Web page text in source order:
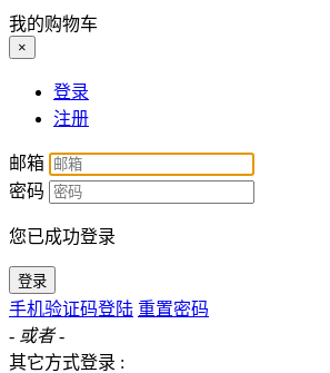
我的购物车
×
登录
注册
邮箱
密码
您已成功登录
登录
手机验证码登陆 重置密码
- 或者 -
其它方式登录 :